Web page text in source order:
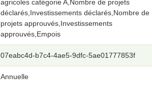
agricoles catégorie A,Nombre de projets
déclarés,Investissements déclarés,Nombre de
projets approuvés,Investissements
approuvés,Empois
07eabc4d-b7c4-4ae5-9dfc-5ae01777853f
Annuelle